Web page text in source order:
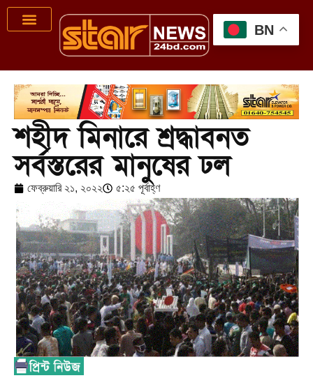
শহীদ মিনারে শ্রদ্ধাবনত
সর্বস্তরের মানুষের ঢল
ফেব্রুয়ারি ২১, ২০২২ ৫:২৫ পূর্বাহ্ণ
BN